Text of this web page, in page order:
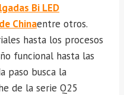
Bi LED
Chinaentre otros.
hasta los procesos
funcional hasta las
paso busca la
de la serie Q25